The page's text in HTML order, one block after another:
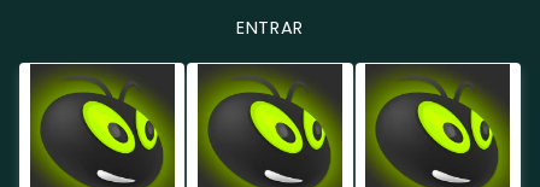
ENTRAR